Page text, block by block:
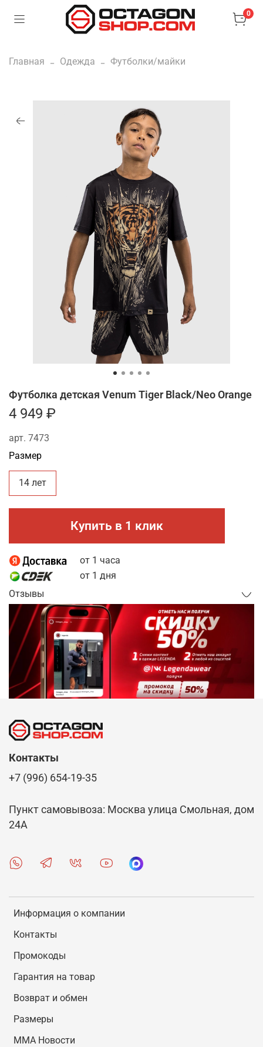
0
Главная Одежда Футболки/майки
арт. 7473
Футболка детская Venum Tiger Black/Neo Orange
4 949 ₽
Купить в 1 клик
от 1 часа
от 1 дня
Размер
14 лет
Отзывы
Информация о компании
Контакты
Промокоды
Гарантия на товар
Возврат и обмен
Размеры
MMA Новости
Контакты
+7 (996) 654-19-35
Пункт самовывоза: Москва улица Смольная, дом
24А